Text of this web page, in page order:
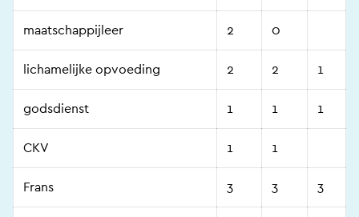
maatschappijleer 2 0
lichamelijke opvoeding 2 2 1
godsdienst 1 1 1
CKV 1 1
Frans 3 3 3